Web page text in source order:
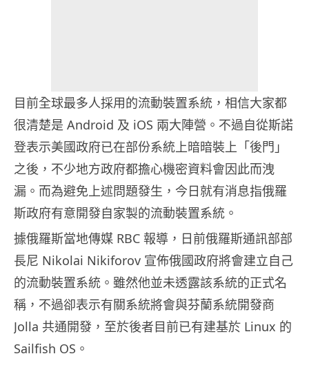
目前全球最多人採用的流動裝置系統，相信大家都
很清楚是 Android 及 iOS 兩大陣營。不過自從斯諾
登表示美國政府已在部份系統上暗暗裝上「後門」
之後，不少地方政府都擔心機密資料會因此而洩
漏。而為避免上述問題發生，今日就有消息指俄羅
斯政府有意開發自家製的流動裝置系統。
據俄羅斯當地傳媒 RBC 報導，日前俄羅斯通訊部部
長尼 Nikolai Nikiforov 宣佈俄國政府將會建立自己
的流動裝置系統。雖然他並未透露該系統的正式名
稱，不過卻表示有關系統將會與芬蘭系統開發商
Jolla 共通開發，至於後者目前已有建基於 Linux 的
Sailfish OS。